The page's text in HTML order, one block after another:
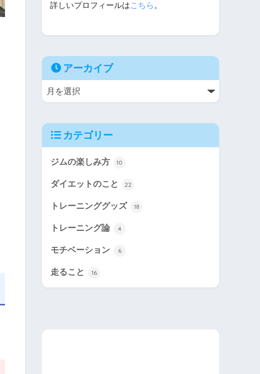
詳しいプロフィールはこちら 。
アーカイブ
カテゴリー
ジムの楽しみ方 10
ダイエットのこと 22
トレーニンググッズ 18
トレーニング論 4
モチベーション 6
走ること 16